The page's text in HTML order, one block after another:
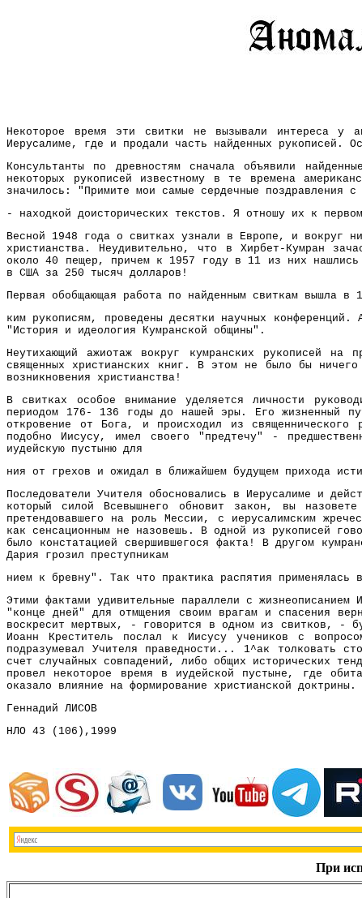
Некоторое время эти свитки не вызывали интереса у
Иерусалиме, где и продали часть найденных рукописей.
Консультанты по древностям сначала объявили
некоторых рукописей известному в те времена
значилось: "Примите мои самые сердечные поздравления с
- находкой доисторических текстов. Я отношу их к
Весной 1948 года о свитках узнали в Европе, и вокруг
христианства. Неудивительно, что в Хирбет-Кумран
около 40 пещер, причем к 1957 году в 11 из них
в США за 250 тысяч долларов!
Первая обобщающая работа по найденным свиткам вышла
ким рукописям, проведены десятки научных
"История и идеология Кумранской общины".
Неутихающий ажиотаж вокруг кумранских рукописей
священных христианских книг. В этом не было бы
возникновения христианства!
В свитках особое внимание уделяется личности
периодом 176- 136 годы до нашей эры. Его жизненный
откровение от Бога, и происходил из
подобно Иисусу, имел своего "предтечу" -
иудейскую пустыню для
ния от грехов и ожидал в ближайшем будущем прихода
Последователи Учителя обосновались в Иерусалиме и
который силой Всевышнего обновит закон, вы
претендовавшего на роль Мессии, с иерусалимским
как сенсационным не назовешь. В одной из рукописей
было констатацией свершившегося факта! В другом
Дария грозил преступникам
нием к бревну". Так что практика распятия применялась
Этими фактами удивительные параллели с
"конце дней" для отмщения своим врагам и спасения
воскресит мертвых, - говорится в одном из свитков, -
Иоанн Креститель послал к Иисусу учеников с
подразумевал Учителя праведности... 1^ак толковать
счет случайных совпадений, либо общих исторических
провел некоторое время в иудейской пустыне, где
оказало влияние на формирование христианской доктрины.
Геннадий ЛИСОВ
НЛО 43 (106),1999
При